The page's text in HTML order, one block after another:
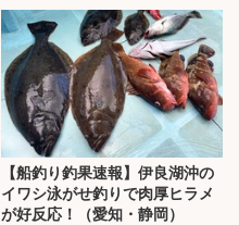
【船釣り釣果速報】伊良湖沖の
イワシ泳がせ釣りで肉厚ヒラメ
が好反応！（愛知・静岡）